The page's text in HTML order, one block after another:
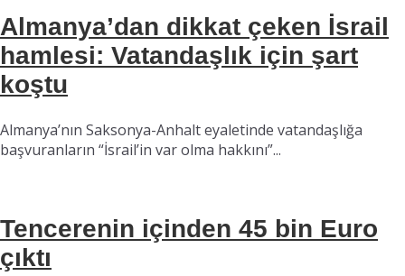
Almanya’dan dikkat çeken İsrail
hamlesi: Vatandaşlık için şart
koştu
Almanya’nın Saksonya-Anhalt eyaletinde vatandaşlığa
başvuranların “İsrail’in var olma hakkını”...
Tencerenin içinden 45 bin Euro
çıktı